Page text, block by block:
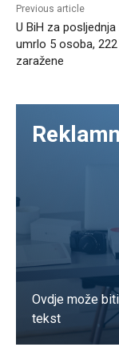
Previous article
U BiH za
umrlo 5 osoba,
zaražene
Ovdje može
tekst